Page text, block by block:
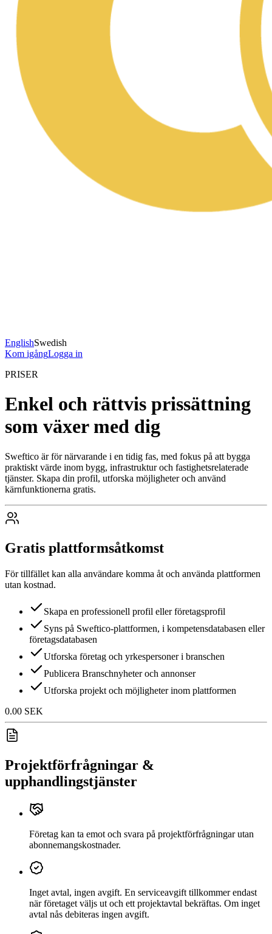
EnglishSwedish
Kom igångLogga in
PRISER
Enkel och rättvis prissättning
som växer med dig
Sweftico är för närvarande i en tidig fas, med fokus på att bygga
praktiskt värde inom bygg, infrastruktur och fastighetsrelaterade
tjänster. Skapa din profil, utforska möjligheter och använd
kärnfunktionerna gratis.
Gratis plattformsåtkomst
För tillfället kan alla användare komma åt och använda plattformen
utan kostnad.
Skapa en professionell profil eller företagsprofil
Syns på Sweftico-plattformen, i kompetensdatabasen eller
företagsdatabasen
Utforska företag och yrkespersoner i branschen
Publicera Branschnyheter och annonser
Utforska projekt och möjligheter inom plattformen
0.00 SEK
Projektförfrågningar &
upphandlingstjänster
Företag kan ta emot och svara på projektförfrågningar utan
abonnemangskostnader.
Inget avtal, ingen avgift. En serviceavgift tillkommer endast
när företaget väljs ut och ett projektavtal bekräftas. Om inget
avtal nås debiteras ingen avgift.